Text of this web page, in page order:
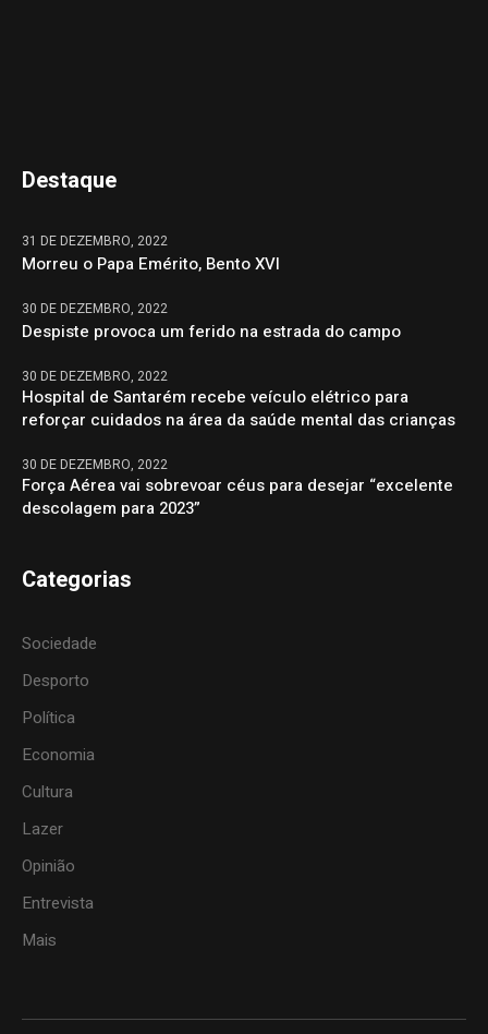
Destaque
31 DE DEZEMBRO, 2022
Morreu o Papa Emérito, Bento XVI
30 DE DEZEMBRO, 2022
Despiste provoca um ferido na estrada do campo
30 DE DEZEMBRO, 2022
Hospital de Santarém recebe veículo elétrico para
reforçar cuidados na área da saúde mental das crianças
30 DE DEZEMBRO, 2022
Força Aérea vai sobrevoar céus para desejar “excelente
descolagem para 2023”
Categorias
Sociedade
Desporto
Política
Economia
Cultura
Lazer
Opinião
Entrevista
Mais